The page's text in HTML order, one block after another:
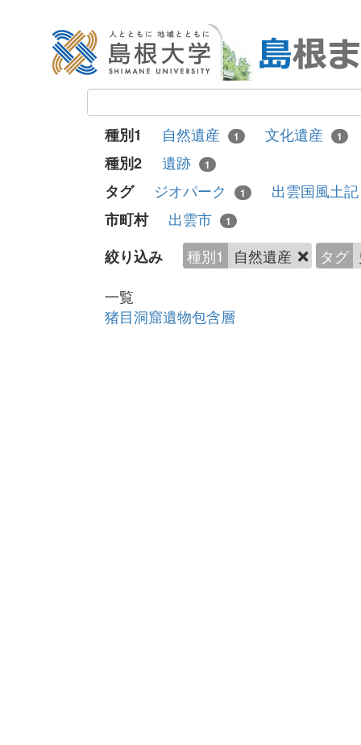
種別1 自然遺産 1 文化遺産 1
種別2 遺跡 1
タグ ジオパーク 1
出雲国風土
市町村
出雲市 1
絞り込み 種別1 自然遺産 タグ
一覧
猪目洞窟遺物包含層